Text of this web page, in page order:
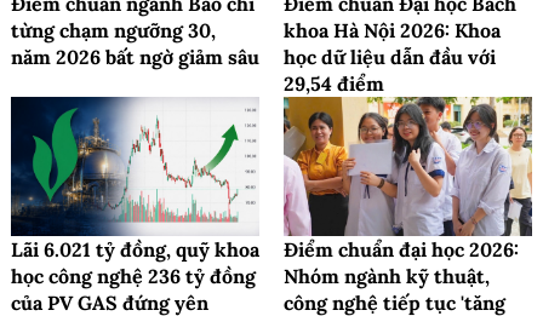
từng chạm ngưỡng 30,
năm 2026 bất ngờ giảm sâu
khoa Hà Nội 2026: Khoa
học dữ liệu dẫn đầu với
29,54 điểm
Lãi 6.021 tỷ đồng, quỹ khoa
học công nghệ 236 tỷ đồng
của PV GAS đứng yên
Điểm chuẩn đại học 2026:
Nhóm ngành kỹ thuật,
công nghệ tiếp tục 'tăng